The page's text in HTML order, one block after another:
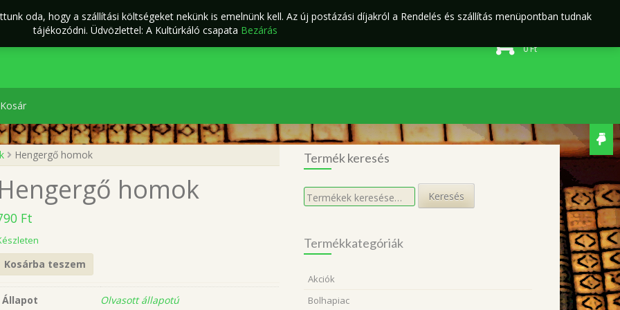
ÁSZF Kapcsolat Rendelés és szállítás Adatvédelmi irányelvek
Webáruház
0Ft
Kosár
Hengergő homok
Hengergő homok
Ft
Kosárba teszem
Állapot
Olvasott állapotú
Termék keresés
Keresés
a
Keresés
Termékkategóriák
Akciók
Bolhapiac
oda, hogy a szállítási költségeket nekünk is emelnünk kell. Az új postázási díjakról a Rendelés és szállítás menüpontban tudnak
tájékozódni. Üdvözlettel: A Kultúrkáló csapata Bezárás